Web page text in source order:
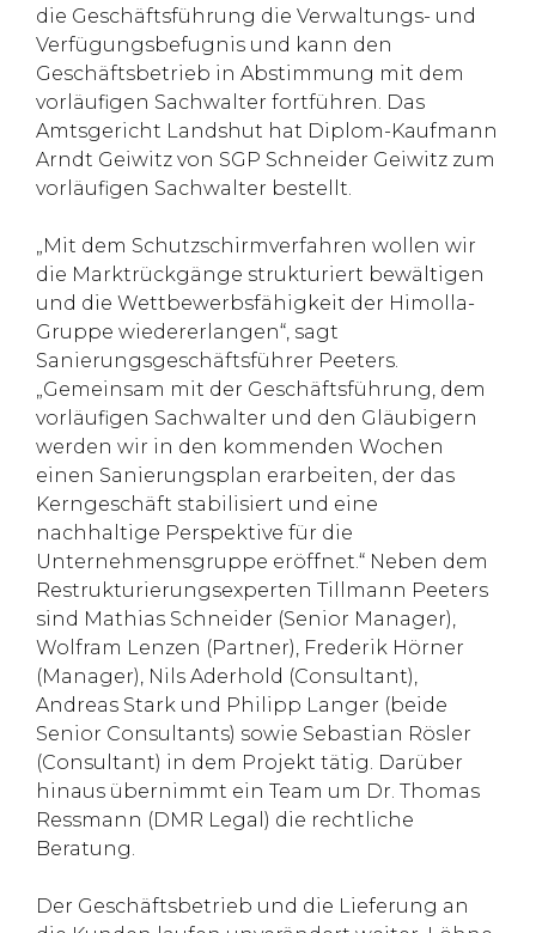
die Geschäftsführung die Verwaltungs- und
Verfügungsbefugnis und kann den
Geschäftsbetrieb in Abstimmung mit dem
vorläufigen Sachwalter fortführen. Das
Amtsgericht Landshut hat Diplom-Kaufmann
Arndt Geiwitz von SGP Schneider Geiwitz zum
vorläufigen Sachwalter bestellt.
„Mit dem Schutzschirmverfahren wollen wir
die Marktrückgänge strukturiert bewältigen
und die Wettbewerbsfähigkeit der Himolla-
Gruppe wiedererlangen“, sagt
Sanierungsgeschäftsführer Peeters.
„Gemeinsam mit der Geschäftsführung, dem
vorläufigen Sachwalter und den Gläubigern
werden wir in den kommenden Wochen
einen Sanierungsplan erarbeiten, der das
Kerngeschäft stabilisiert und eine
nachhaltige Perspektive für die
Unternehmensgruppe eröffnet.“ Neben dem
Restrukturierungsexperten Tillmann Peeters
sind Mathias Schneider (Senior Manager),
Wolfram Lenzen (Partner), Frederik Hörner
(Manager), Nils Aderhold (Consultant),
Andreas Stark und Philipp Langer (beide
Senior Consultants) sowie Sebastian Rösler
(Consultant) in dem Projekt tätig. Darüber
hinaus übernimmt ein Team um Dr. Thomas
Ressmann (DMR Legal) die rechtliche
Beratung.
Der Geschäftsbetrieb und die Lieferung an